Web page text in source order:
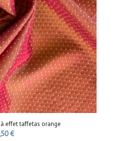
effet taffetas orange
€